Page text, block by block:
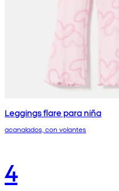
Leggings flare para niña
acanalados, con volantes
4